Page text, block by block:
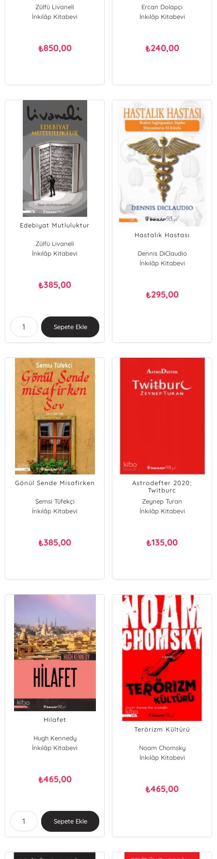
Zülfü Livaneli
İnkılâp Kitabevi
₺850,00
Ercan Dolapçı
İnkılâp Kitabevi
₺240,00
Edebiyat Mutluluktur
Zülfü Livaneli
İnkılâp Kitabevi
₺385,00
Sepete Ekle
Hastalık Hastası
Dennis DiClaudio
İnkılâp Kitabevi
₺295,00
Gönül Sende Misafirken
Şemsi Tüfekçi
İnkılâp Kitabevi
₺385,00
Astrodefter 2020;
Twitburc
Zeynep Turan
İnkılâp Kitabevi
₺135,00
Hilafet
Hugh Kennedy
İnkılâp Kitabevi
₺465,00
Sepete Ekle
Terörizm Kültürü
Noam Chomsky
İnkılâp Kitabevi
₺465,00